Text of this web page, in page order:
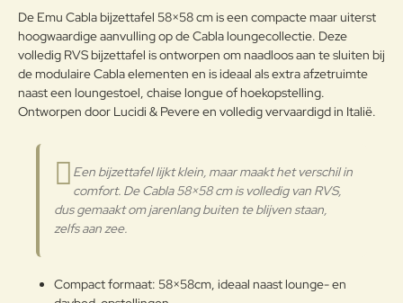
weersomstandigheden te
weerstaan en met poeder gelakt.
Onderhoudsadvies
Om het product lange tijd in
uitstekende staat te houden, raden
reiniging vaker op plaatsen die
door een grote vochtigheid of een
zeeklimaat worden gekenmerkt.
reinigingsmiddelen te reinigen. De
g:
Note:HTML-code wordt niet vertaald!
Waarderin
Verder
De Emu Cabla bijzettafel 58×58 cm is een compacte maar uiterst
hoogwaardige aanvulling op de Cabla loungecollectie. Deze
volledig RVS bijzettafel is ontworpen om naadloos aan te sluiten bij
de modulaire Cabla elementen en is ideaal als extra afzetruimte
naast een loungestoel, chaise longue of hoekopstelling.
Ontworpen door Lucidi & Pevere en volledig vervaardigd in Italië.
Een bijzettafel lijkt klein, maar maakt het verschil in
comfort. De Cabla 58×58 cm is volledig van RVS,
dus gemaakt om jarenlang buiten te blijven staan,
zelfs aan zee.
Compact formaat: 58×58cm, ideaal naast lounge- en